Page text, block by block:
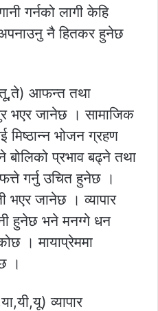
गर्नको लागी केहि
नै हितकर हुनेछ
आफन्त तथा
भएर जानेछ । सामाजिक
मिष्ठान्न भोजन ग्रहण
बोलिको प्रभाव बढ्ने तथा
गर्नु उचित हुनेछ ।
भएर जानेछ । व्यापार
हुनेछ भने मनग्गे धन
। मायाप्रेममा
।
व्यापार